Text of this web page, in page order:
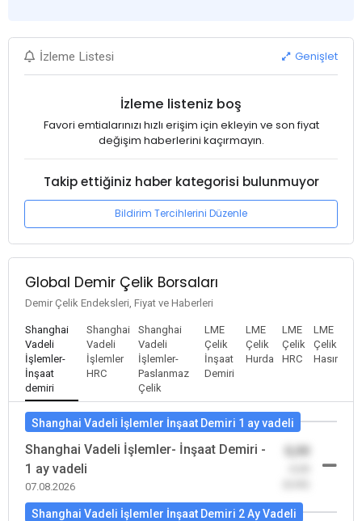
İzleme Listesi Genişlet
İzleme listeniz boş
Favori emtialarınızı hızlı erişim için ekleyin ve son fiyat
değişim haberlerini kaçırmayın.
Takip ettiğiniz haber kategorisi bulunmuyor
Bildirim Tercihlerini Düzenle
Global Demir Çelik Borsaları
Demir Çelik Endeksleri, Fiyat ve Haberleri
Shanghai
Vadeli
İşlemler-
İnşaat
demiri
Shanghai
Vadeli
İşlemler
HRC
Shanghai
Vadeli
İşlemler-
Paslanmaz
Çelik
LME
Çelik
İnşaat
Demiri
LME
Çelik
Hurda
LME
Çelik
HRC
LME
Çelik
Hasır
Shanghai Vadeli İşlemler İnşaat Demiri 1 ay vadeli
Shanghai Vadeli İşlemler- İnşaat Demiri -
1 ay vadeli
07.08.2026
Shanghai Vadeli İşlemler İnşaat Demiri 2 Ay Vadeli